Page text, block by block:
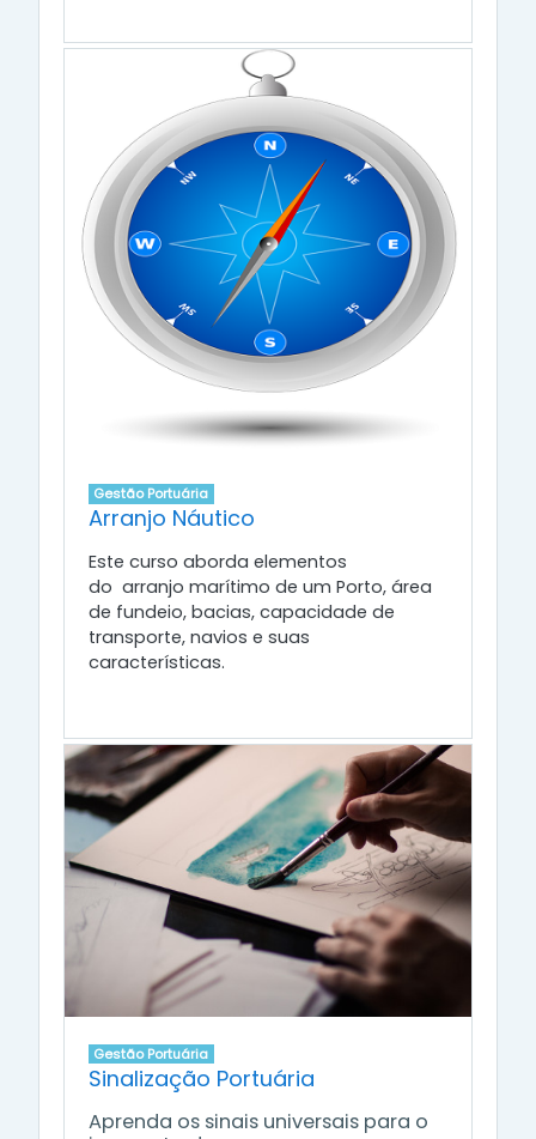
Gestão Portuária
Arranjo Náutico
Este curso aborda elementos
do arranjo marítimo de um Porto, área
de fundeio, bacias, capacidade de
transporte, navios e suas
características.
Gestão Portuária
Sinalização Portuária
Aprenda os sinais universais para o